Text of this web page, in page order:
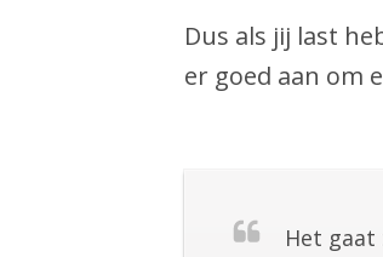
Dus als jij last
er goed aan om
Het gaat